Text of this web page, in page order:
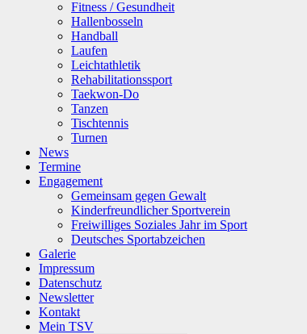
Fitness / Gesundheit
Hallenbosseln
Handball
Laufen
Leichtathletik
Rehabilitationssport
Taekwon-Do
Tanzen
Tischtennis
Turnen
News
Termine
Engagement
Gemeinsam gegen Gewalt
Kinderfreundlicher Sportverein
Freiwilliges Soziales Jahr im Sport
Deutsches Sportabzeichen
Galerie
Impressum
Datenschutz
Newsletter
Kontakt
Mein TSV